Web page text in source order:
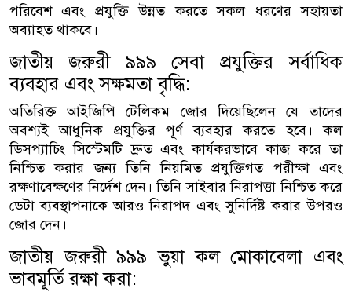
পরিবেশ এবং প্রযুক্তি উন্নত করতে সকল ধরণের সহায়তা
অব্যাহত থাকবে।
জাতীয় জরুরী ৯৯৯ সেবা প্রযুক্তির সর্বাধিক
ব্যবহার এবং সক্ষমতা বৃদ্ধি:
অতিরিক্ত আইজিপি টেলিকম জোর দিয়েছিলেন যে তাদের
অবশ্যই আধুনিক প্রযুক্তির পূর্ণ ব্যবহার করতে হবে। কল
ডিসপ্যাচিং সিস্টেমটি দ্রুত এবং কার্যকরভাবে কাজ করে তা
নিশ্চিত করার জন্য তিনি নিয়মিত প্রযুক্তিগত পরীক্ষা এবং
রক্ষণাবেক্ষণের নির্দেশ দেন। তিনি সাইবার নিরাপত্তা নিশ্চিত করে
ডেটা ব্যবস্থাপনাকে আরও নিরাপদ এবং সুনির্দিষ্ট করার উপরও
জোর দেন।
জাতীয় জরুরী ৯৯৯ ভুয়া কল মোকাবেলা এবং
ভাবমূর্তি রক্ষা করা: